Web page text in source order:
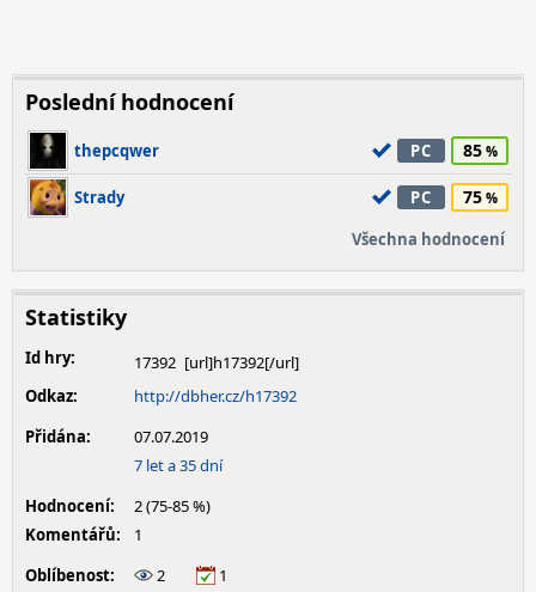
Poslední hodnocení
thepcqwer PC 85
Strady PC 75
Všechna hodnocení
Statistiky
Id hry:
17392
Odkaz:
http://dbher.cz/h17392
Přidána:
07.07.2019
7 let a 35 dní
Hodnocení:
2 (75-85 %)
Komentářů:
1
Oblíbenost:
2
1